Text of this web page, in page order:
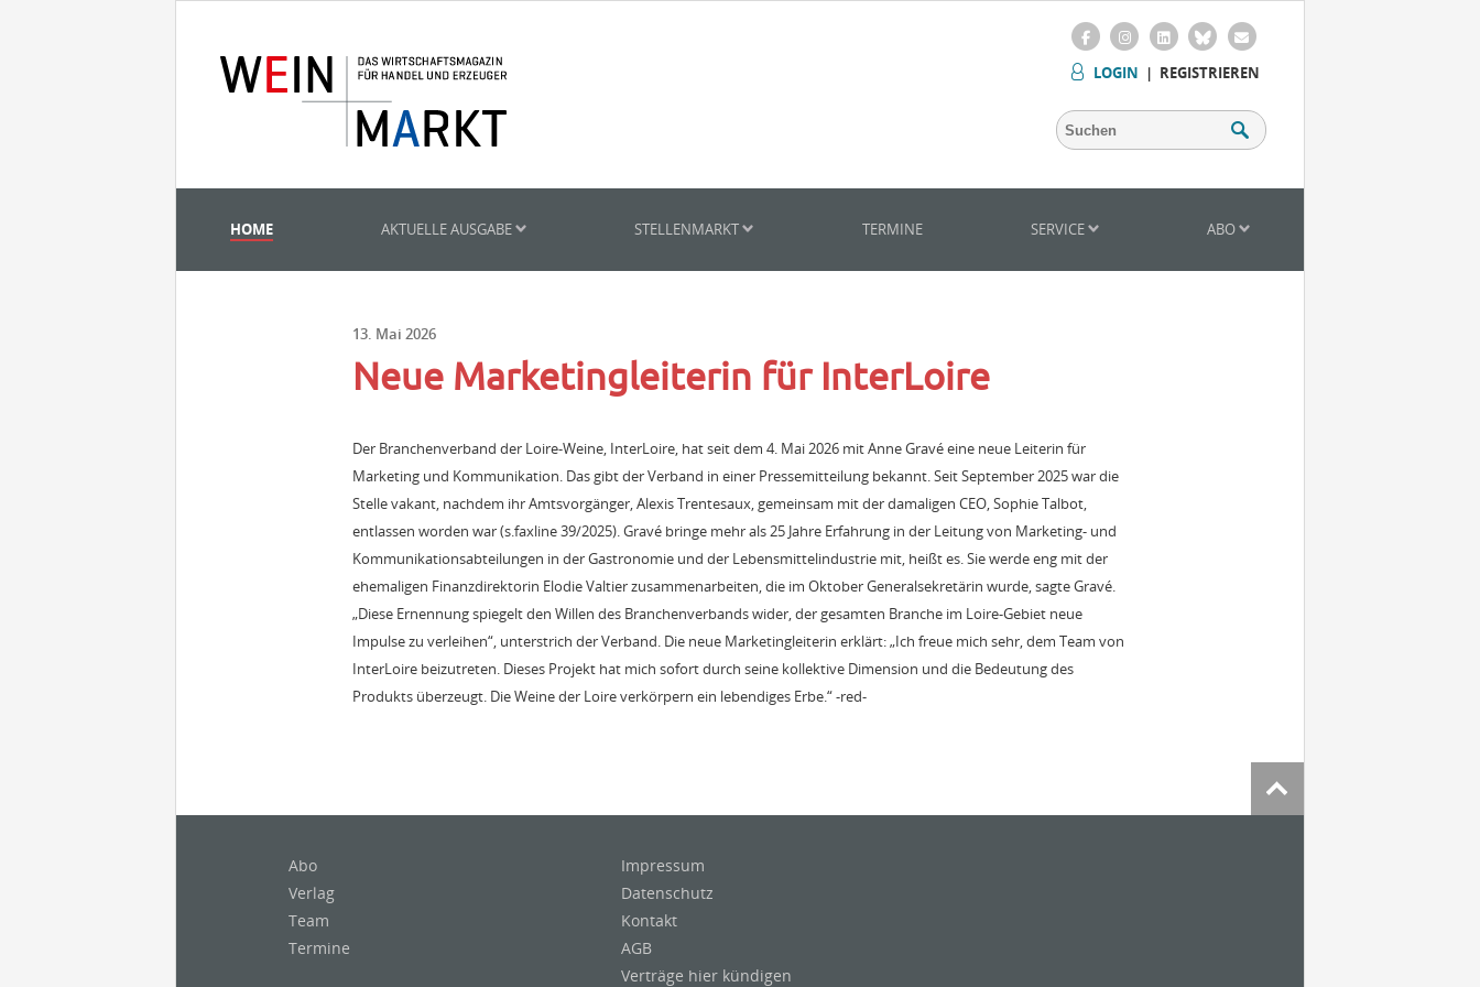
LOGIN | REGISTRIEREN
HOME AKTUELLE AUSGABE STELLENMARKT TERMINE SERVICE ABO
13. Mai 2026
Neue Marketingleiterin für InterLoire
Der Branchenverband der Loire-Weine, InterLoire, hat seit dem 4. Mai 2026 mit Anne Gravé eine neue Leiterin für
Marketing und Kommunikation. Das gibt der Verband in einer Pressemitteilung bekannt. Seit September 2025 war die
Stelle vakant, nachdem ihr Amtsvorgänger, Alexis Trentesaux, gemeinsam mit der damaligen CEO, Sophie Talbot,
entlassen worden war (s.faxline 39/2025). Gravé bringe mehr als 25 Jahre Erfahrung in der Leitung von Marketing- und
Kommunikationsabteilungen in der Gastronomie und der Lebensmittelindustrie mit, heißt es. Sie werde eng mit der
ehemaligen Finanzdirektorin Elodie Valtier zusammenarbeiten, die im Oktober Generalsekretärin wurde, sagte Gravé.
„Diese Ernennung spiegelt den Willen des Branchenverbands wider, der gesamten Branche im Loire-Gebiet neue
Impulse zu verleihen“, unterstrich der Verband. Die neue Marketingleiterin erklärt: „Ich freue mich sehr, dem Team von
InterLoire beizutreten. Dieses Projekt hat mich sofort durch seine kollektive Dimension und die Bedeutung des
Produkts überzeugt. Die Weine der Loire verkörpern ein lebendiges Erbe.“ -red-
Abo
Verlag
Team
Termine
Impressum
Datenschutz
Kontakt
AGB
Verträge hier kündigen